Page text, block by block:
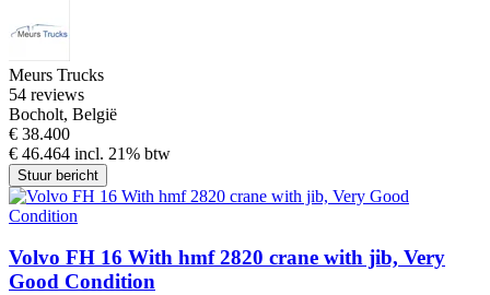
Meurs Trucks
54 reviews
Bocholt, België
€ 38.400
€ 46.464 incl. 21% btw
Stuur bericht
Volvo FH 16 With hmf 2820 crane with jib, Very
Good Condition